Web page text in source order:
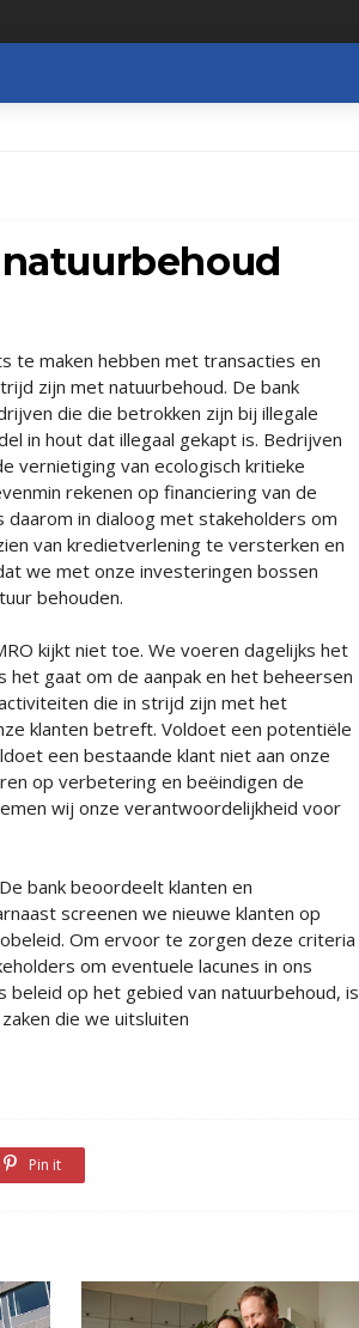
te maken hebben met transacties en
zijn met natuurbehoud. De bank
die die betrokken zijn bij illegale
in hout dat illegaal gekapt is. Bedrijven
vernietiging van ecologisch kritieke
rekenen op financiering van de
daarom in dialoog met stakeholders om
van kredietverlening te versterken en
we met onze investeringen bossen
behouden.
kijkt niet toe. We voeren dagelijks het
gaat om de aanpak en het beheersen
die in strijd zijn met het
klanten betreft. Voldoet een potentiële
een bestaande klant niet aan onze
op verbetering en beëindigen de
wij onze verantwoordelijkheid voor
bank beoordeelt klanten en
screenen we nieuwe klanten op
Om ervoor te zorgen deze criteria
om eventuele lacunes in ons
op het gebied van natuurbehoud, is
die we uitsluiten
Pin it